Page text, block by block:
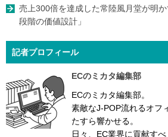
売上300倍を達成した常陸風月堂が明
段階の価値設計」
記者プロフィール
ECのミカタ編集部
ECのミカタ編集部。
素敵なJ-POP流れるオフ
たすら響かせる。
日々、EC業界に貢献す